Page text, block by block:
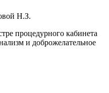
Н.З.
процедурного кабинета
и доброжелательное